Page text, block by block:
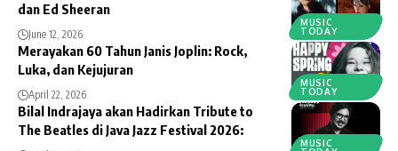
MUSIC
TODAY
dan Ed Sheeran
June 12, 2026
MUSIC
TODAY
Merayakan 60 Tahun Janis Joplin: Rock,
Luka, dan Kejujuran
April 22, 2026
MUSIC
Bilal Indrajaya akan Hadirkan Tribute to
The Beatles di Java Jazz Festival 2026: